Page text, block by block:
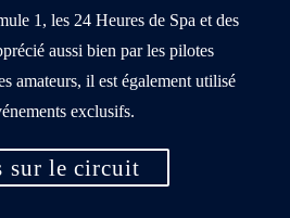
1, les 24 Heures de Spa et des
aussi bien par les pilotes
amateurs, il est également utilisé
exclusifs.
sur le circuit